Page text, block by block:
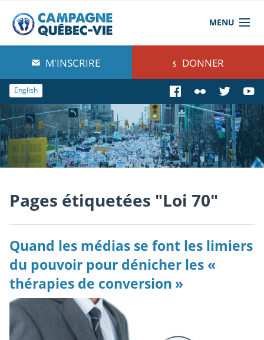
MENU
À propos de nous
Blog
Comprendre
Agir
Boutique
M'INSCRIRE DONNER
English
Pages étiquetées "Loi 70"
Quand les médias se font les limiers
du pouvoir pour dénicher les «
thérapies de conversion »